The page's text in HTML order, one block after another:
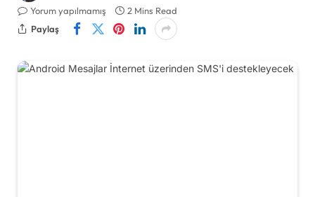
Yorum yapılmamış
2 Mins Read
Paylaş